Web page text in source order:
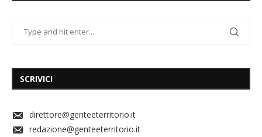
SCRIVICI
direttore@genteeterritorio.it
redazione@genteeterritorio.it